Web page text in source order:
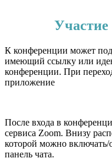
К конференции может
имеющий ссылку или
конференции. При
приложение
После входа в
сервиса Zoom. Внизу
которой можно включать/
панель чата.